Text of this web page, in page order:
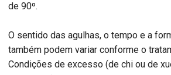
de 90º.
O sentido das agulhas, o tempo e a
também podem variar conforme o
Condições de excesso (de chi ou de